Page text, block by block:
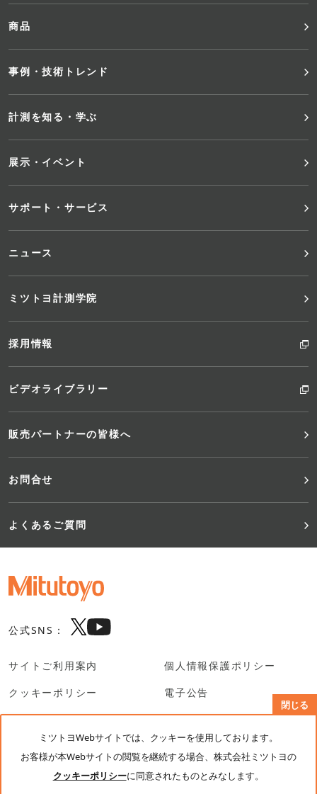
ッ
タ
ー
メ
ュ
ー
商品
事例・技術トレンド
計測を知る・学ぶ
展示・イベント
サポート・サービス
ニュース
ミツトヨ計測学院
採用情報
ビデオライブラリー
販売パートナーの皆様へ
お問合せ
よくあるご質問
公式SNS：
サイトご利用案内
個人情報保護ポリシー
クッキーポリシー
電子公告
SNS利用規約
© Mitutoyo Corporation. All rights reserved.
ミツトヨWebサイトでは、クッキーを使用しております。
お客様が本Webサイトの閲覧を継続する場合、株式会社ミツトヨの
クッキーポリシーに同意されたものとみなします。
閉じる